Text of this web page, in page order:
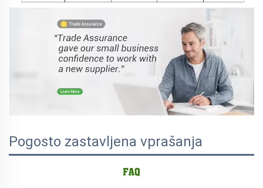
Pogosto zastavljena vprašanja